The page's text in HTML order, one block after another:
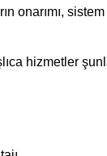
onarımı,
hizmetler